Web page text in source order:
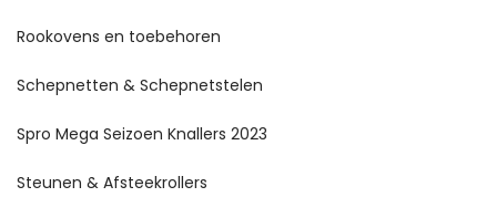
Rookovens en toebehoren
Schepnetten & Schepnetstelen
Spro Mega Seizoen Knallers 2023
Steunen & Afsteekrollers